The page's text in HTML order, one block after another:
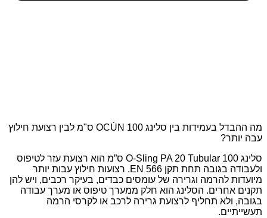
מה ההבדל בעמידות בין סלינג OCÚN 100 ס"מ לבין רצועת חילוץ
עבה יותר?
סלינג
O-Sling PA 20 Tubular 100 ס”מ הוא רצועת עזר לטיפוס
ולעבודה בגובה תחת תקן EN 566. רצועות חילוץ עבות יותר
מיועדות להרמה וגרירה של עומסים כבדים, בעיקר רכבים, ויש להן
תקנים אחרים. הסלינג הוא חלק ממערך טיפוס או מערך עבודה
בגובה, ולא תחליף לרצועת גרירה לרכב או לקרסי הרמה
תעשייתיים.